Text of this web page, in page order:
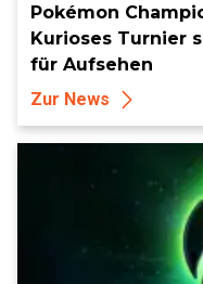
Pokémon
Kurioses Turnier
für Aufsehen
Zur News